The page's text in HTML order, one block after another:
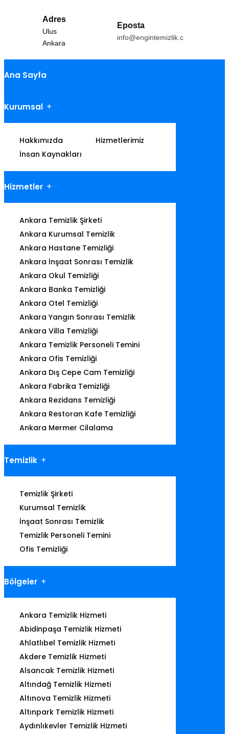
Adres
Ulus
Ankara
Eposta
info@engintemizlik.com
Ana Sayfa
Kurumsal
Hakkımızda
Hizmetlerimiz
İnsan Kaynakları
Hizmetler
Ankara Temizlik Şirketi
Ankara Kurumsal Temizlik
Ankara Hastane Temizliği
Ankara İnşaat Sonrası Temizlik
Ankara Okul Temizliği
Ankara Banka Temizliği
Ankara Otel Temizliği
Ankara Yangın Sonrası Temizlik
Ankara Villa Temizliği
Ankara Temizlik Personeli Temini
Ankara Ofis Temizliği
Ankara Dış Cepe Cam Temizliği
Ankara Fabrika Temizliği
Ankara Rezidans Temizliği
Ankara Restoran Kafe Temizliği
Ankara Mermer Cilalama
Temizlik
Temizlik Şirketi
Kurumsal Temizlik
İnşaat Sonrası Temizlik
Temizlik Personeli Temini
Ofis Temizliği
Bölgeler
Ankara Temizlik Hizmeti
Abidinpaşa Temizlik Hizmeti
Ahlatlıbel Temizlik Hizmeti
Akdere Temizlik Hizmeti
Alsancak Temizlik Hizmeti
Altındağ Temizlik Hizmeti
Altınova Temizlik Hizmeti
Altınpark Temizlik Hizmeti
Aydınlıkevler Temizlik Hizmeti